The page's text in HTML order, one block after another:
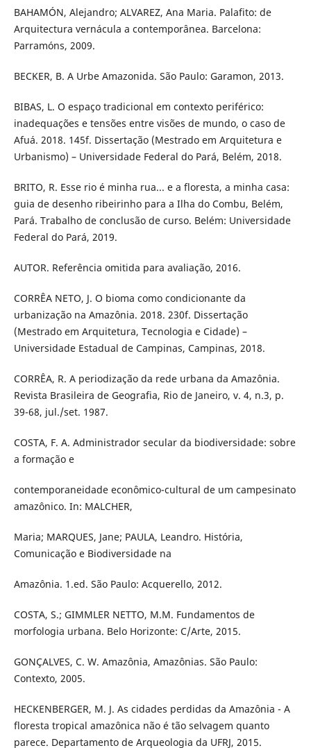
BAHAMÓN, Alejandro; ALVAREZ, Ana Maria. Palafito: de
Arquitectura vernácula a contemporânea. Barcelona:
Parramóns, 2009.
BECKER, B. A Urbe Amazonida. São Paulo: Garamon, 2013.
BIBAS, L. O espaço tradicional em contexto periférico:
inadequações e tensões entre visões de mundo, o caso de
Afuá. 2018. 145f. Dissertação (Mestrado em Arquitetura e
Urbanismo) – Universidade Federal do Pará, Belém, 2018.
BRITO, R. Esse rio é minha rua... e a floresta, a minha casa:
guia de desenho ribeirinho para a Ilha do Combu, Belém,
Pará. Trabalho de conclusão de curso. Belém: Universidade
Federal do Pará, 2019.
AUTOR. Referência omitida para avaliação, 2016.
CORRÊA NETO, J. O bioma como condicionante da
urbanização na Amazônia. 2018. 230f. Dissertação
(Mestrado em Arquitetura, Tecnologia e Cidade) –
Universidade Estadual de Campinas, Campinas, 2018.
CORRÊA, R. A periodização da rede urbana da Amazônia.
Revista Brasileira de Geografia, Rio de Janeiro, v. 4, n.3, p.
39-68, jul./set. 1987.
COSTA, F. A. Administrador secular da biodiversidade: sobre
a formação e
contemporaneidade econômico-cultural de um campesinato
amazônico. In: MALCHER,
Maria; MARQUES, Jane; PAULA, Leandro. História,
Comunicação e Biodiversidade na
Amazônia. 1.ed. São Paulo: Acquerello, 2012.
COSTA, S.; GIMMLER NETTO, M.M. Fundamentos de
morfologia urbana. Belo Horizonte: C/Arte, 2015.
GONÇALVES, C. W. Amazônia, Amazônias. São Paulo:
Contexto, 2005.
HECKENBERGER, M. J. As cidades perdidas da Amazônia - A
floresta tropical amazônica não é tão selvagem quanto
parece. Departamento de Arqueologia da UFRJ, 2015.